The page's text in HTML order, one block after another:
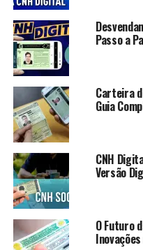
Passo a
Carteira
Guia
CNH
Versão
O Futuro